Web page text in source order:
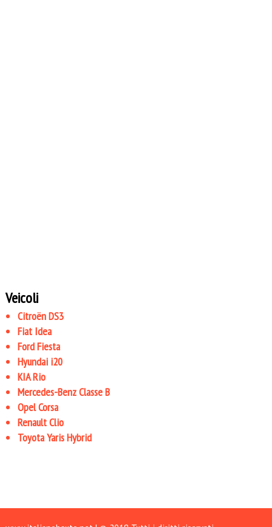
Veicoli
Citroën DS3
Fiat Idea
Ford Fiesta
Hyundai i20
KIA Rio
Mercedes-Benz Classe B
Opel Corsa
Renault Clio
Toyota Yaris Hybrid